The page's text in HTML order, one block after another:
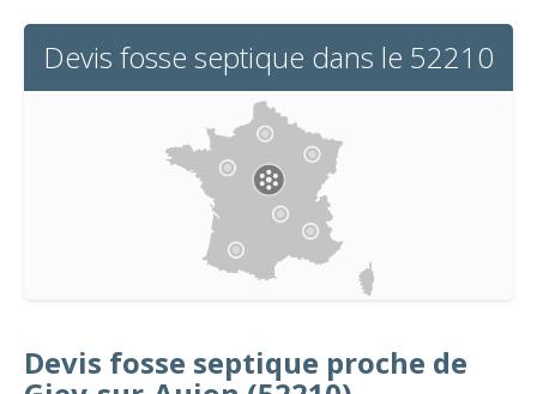
Devis fosse septique dans le 52210
Devis fosse septique proche de